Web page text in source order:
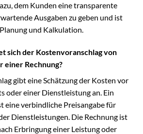
dem Kunden eine transparente
Ausgaben zu geben und ist
und Kalkulation.
sich der Kostenvoranschlag von
einer Rechnung?
gibt eine Schätzung der Kosten vor
oder einer Dienstleistung an. Ein
eine verbindliche Preisangabe für
Dienstleistungen. Die Rechnung ist
Erbringung einer Leistung oder